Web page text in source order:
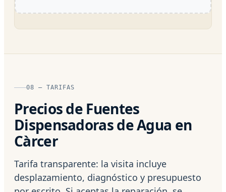
08 — TARIFAS
Precios de Fuentes
Dispensadoras de Agua en
Càrcer
Tarifa transparente: la visita incluye
desplazamiento, diagnóstico y presupuesto